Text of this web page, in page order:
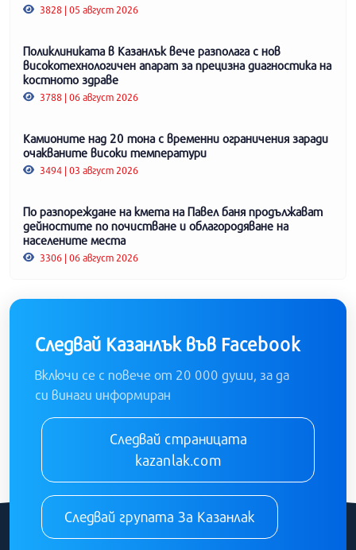
3828 | 05 август 2026
Поликлиниката в Казанлък вече разполага с нов
високотехнологичен апарат за прецизна диагностика на
костното здраве
3788 | 06 август 2026
Камионите над 20 тона с временни ограничения заради
очакваните високи температури
3494 | 03 август 2026
По разпореждане на кмета на Павел баня продължават
дейностите по почистване и облагородяване на
населените места
3306 | 06 август 2026
Следвай Казанлък във Facebook
Включи се с повече от 20 000 души, за да
си винаги информиран
Следвай страницата
kazanlak.com
Следвай групата За Казанлак